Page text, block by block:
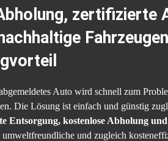
zertifizierte
Auto wird schnell zum
Die Lösung ist einfach und günstig
Entsorgung, kostenlose Abholung
umweltfreundliche und zugleich